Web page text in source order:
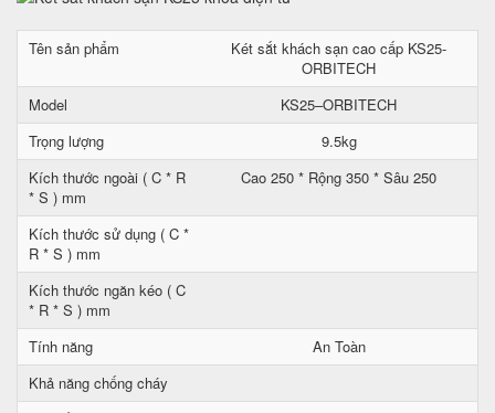
Tên sản phẩm
Két sắt khách sạn cao cấp KS25-
ORBITECH
Model
KS25–ORBITECH
Trọng lượng
9.5kg
Kích thước ngoài ( C * R
* S ) mm
Cao 250 * Rộng 350 * Sâu 250
Kích thước sử dụng ( C *
R * S ) mm
Kích thước ngăn kéo ( C
* R * S ) mm
Tính năng
An Toàn
Khả năng chống cháy